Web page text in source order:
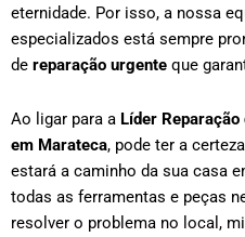
eternidade. Por isso, a nossa
especializados está sempre
de reparação urgente que
Ao ligar para a Líder
em Marateca, pode ter a
estará a caminho da sua casa
todas as ferramentas e peças
resolver o problema no local,